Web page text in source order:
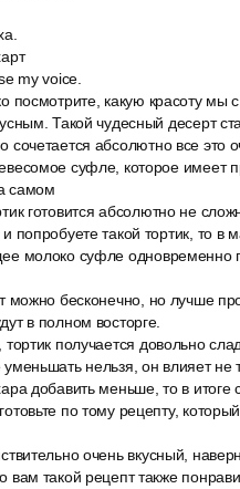
my voice.
посмотрите, какую красоту мы
Такой чудесный десерт
сочетается абсолютно все это
суфле, которое имеет
самом
готовится абсолютно не
и попробуете такой тортик, то в
молоко суфле одновременно
можно бесконечно, но лучше
в полном восторге.
тортик получается довольно
нельзя, он влияет не
добавить меньше, то в
по тому рецепту,
очень вкусный,
вам такой рецепт также